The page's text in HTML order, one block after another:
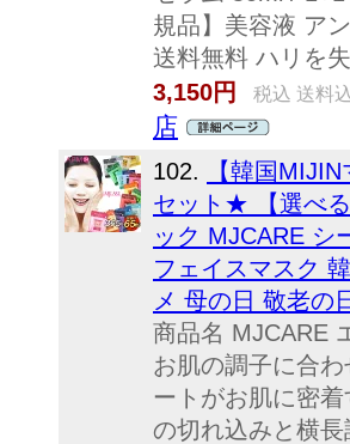
規品】美容液 ア
送料無料 ハリを
3,150円
税込 送料
店
102.
【韓国
セット★ 【選べ
ック MJCARE シ
フェイスマスク
メ 母の日 敬老の
商品名 MJCARE
お肌の調子に合
ートがお肌に密
の切れ込みと横